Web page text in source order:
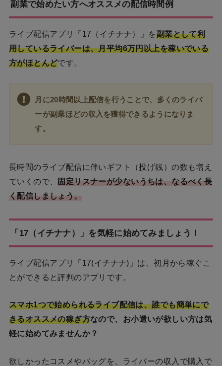
副業で始めたい方へオススメの配信時間例
ライブ配信アプリ「17（イチナナ）」を副業として利
用しているライバーは、月平均6万円以上を稼いでいる
方がほとんどです。
月に20時間以上配信を行うことで、多くのライバ
ーが副業ほどの収入を獲得できるようになりま
す。
長時間のライブ配信に伴いギフト（投げ銭）の数も増え
ていくので、
固定リスナーが少ないうちは、なるべく長
く配信しましょう。
「17（イチナナ）」を気軽に始めてみましょう！
ライブ配信アプリ「17(イチナナ)」は、初月から稼ぐこ
とができると評判のアプリです。
スマホ1つで始められるライブ配信は、誰でも簡単にで
きるオススメの稼ぎ方なので、お小遣いが欲しい方は気
軽に始めてみませんか？
欲しかったコスメやバッグを、ライバーの収入で購入で